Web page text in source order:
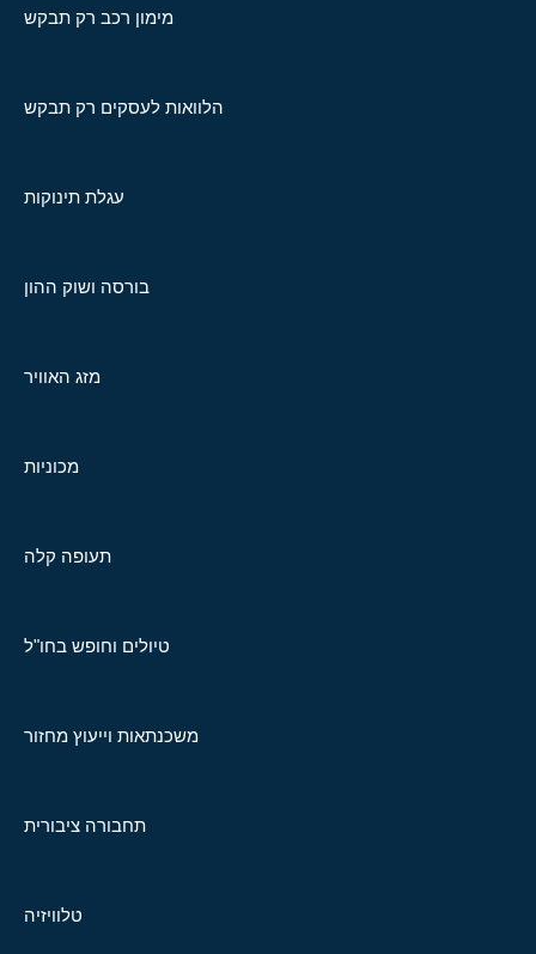
מימון רכב רק תבקש
הלוואות לעסקים רק תבקש
עגלת תינוקות
בורסה ושוק ההון
מזג האוויר
מכוניות
תעופה קלה
טיולים וחופש בחו"ל
משכנתאות וייעוץ מחזור
תחבורה ציבורית
טלוויזיה